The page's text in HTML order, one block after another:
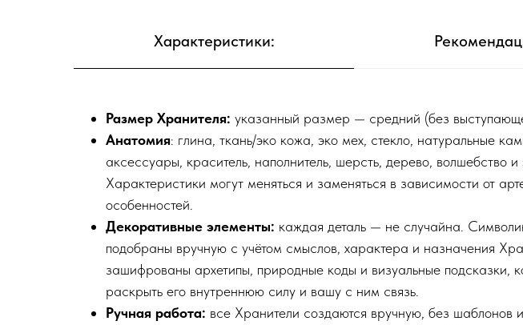
Характеристики:
Размер Хранителя: указанный размер — средний (без
Анатомия: глина, ткань/эко кожа, эко мех, стекло, натуральные
аксессуары, краситель, наполнитель, шерсть, дерево, волшебство и
Характеристики могут меняться и заменяться в зависимости от
особенностей.
Декоративные элементы: каждая деталь — не случайна.
подобраны вручную с учётом смыслов, характера и назначения
зашифрованы архетипы, природные коды и визуальные подсказки,
раскрыть его внутреннюю силу и вашу с ним связь.
Ручная работа: все Хранители создаются вручную, без шаблонов